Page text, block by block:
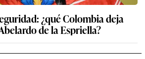
¿qué Colombia deja
de la Espriella?